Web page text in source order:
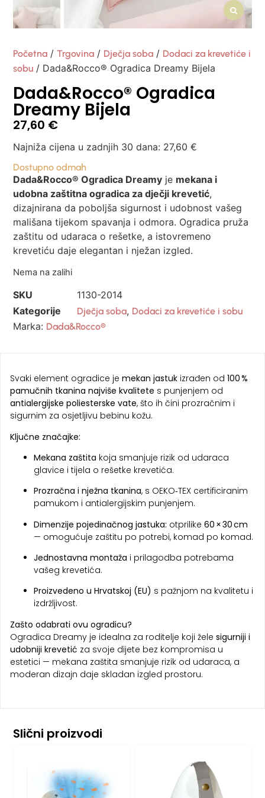
Početna /Trgovina / Dječja soba / Dodaci za krevetiće i
sobu / Dada&Rocco® Ogradica Dreamy Bijela
Dada&Rocco® Ogradica
Dreamy Bijela
27,60 €
Najniža cijena u zadnjih 30 dana: 27,60€
Dostupno odmah
Dada&Rocco® Ogradica Dreamy je mekana i
udobna zaštitna ogradica za dječji krevetić,
dizajnirana da poboljša sigurnost i udobnost vašeg
mališana tijekom spavanja i odmora. Ogradica pruža
zaštitu od udaraca o rešetke, a istovremeno
krevetiću daje elegantan i nježan izgled.
Nema na zalihi
SKU
1130-2014
Kategorije
Dječja soba, Dodaci za krevetiće i sobu
Marka: Dada&Rocco®
Svaki element ogradice je mekan jastuk izrađen od 100 %
pamučnih tkanina najviše kvalitete s punjenjem od
antialergijske poliesterske vate, što ih čini prozračnim i
sigurnim za osjetljivu bebinu kožu.
Ključne značajke:
Mekana zaštita koja smanjuje rizik od udaraca
glavice i tijela o rešetke krevetića.
Prozračna i nježna tkanina, s OEKO‑TEX certificiranim
pamukom i antialergijskim punjenjem.
Dimenzije pojedinačnog jastuka: otprilike 60 × 30 cm
— omogućuje zaštitu po potrebi, komad po komad.
Jednostavna montaža i prilagodba potrebama
vašeg krevetića.
Proizvedeno u Hrvatskoj (EU) s pažnjom na kvalitetu i
izdržljivost.
Zašto odabrati ovu ogradicu?
Ogradica Dreamy je idealna za roditelje koji žele sigurniji i
udobniji krevetić za svoje dijete bez kompromisa u
estetici — mekana zaštita smanjuje rizik od udaraca, a
moderan dizajn daje skladan izgled prostoru.
Slični proizvodi